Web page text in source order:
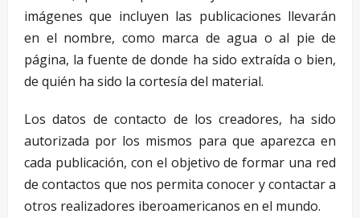
imágenes que incluyen las publicaciones llevarán
en el nombre, como marca de agua o al pie de
página, la fuente de donde ha sido extraída o bien,
de quién ha sido la cortesía del material.
Los datos de contacto de los creadores, ha sido
autorizada por los mismos para que aparezca en
cada publicación, con el objetivo de formar una red
de contactos que nos permita conocer y contactar a
otros realizadores iberoamericanos en el mundo.